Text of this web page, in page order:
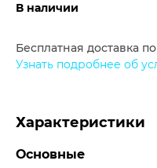
В наличии
Бесплатная доставка
Узнать подробнее об
Характеристики
Основные